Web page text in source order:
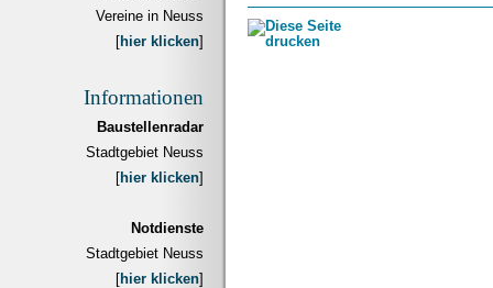
Vereine in Neuss
[hier klicken]
Informationen
Baustellenradar
Stadtgebiet Neuss
[hier klicken]
Notdienste
Stadtgebiet Neuss
[hier klicken]